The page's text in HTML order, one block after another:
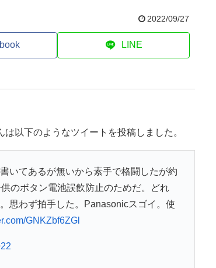
2022/09/27
LINE
は以下のようなツイートを投稿しました。
いてあるが無いから素手で格闘したが約
のボタン電池誤飲防止のためだ。どれ
思わず拍手した。Panasonicスゴイ。使
GNKZbf6ZGl